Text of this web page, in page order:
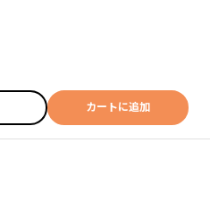
カートに追加